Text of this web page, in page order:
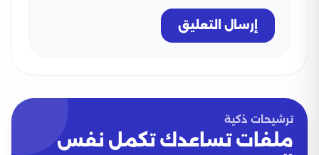
إرسال التعليق
ترشيحات ذكية
ملفات تساعدك تكمل نفس